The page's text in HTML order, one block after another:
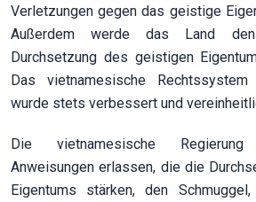
Verletzungen gegen das geistige
Außerdem werde das Land
Durchsetzung des geistigen
Das vietnamesische
wurde stets verbessert und
Die vietnamesische
Anweisungen erlassen, die die
Eigentums stärken, den